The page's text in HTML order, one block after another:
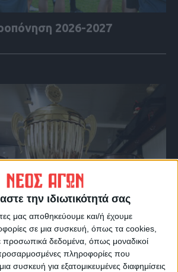
την ιδιωτικότητά σας
μας αποθηκεύουμε και/ή έχουμε
σε μια συσκευή, όπως τα cookies,
προσωπικά δεδομένα, όπως μοναδικοί
πληροφορίες που
συσκευή για εξατομικευμένες διαφημίσεις
2026-2027